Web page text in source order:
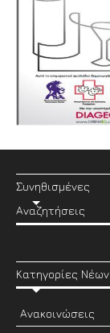
Συνηθισμένες
Αναζητήσεις
Κατηγορίες Νέων
Ανακοινώσεις